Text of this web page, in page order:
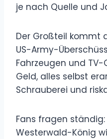
je nach Quelle und
Der Großteil kommt
US-Army-
Fahrzeugen und
Geld, alles selbst
Schrauberei und
Fans fragen
Westerwald-König